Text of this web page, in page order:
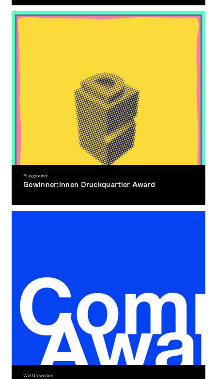
Playground:
Gewinner:innen Druckquartier Award
Wettbewerbe: